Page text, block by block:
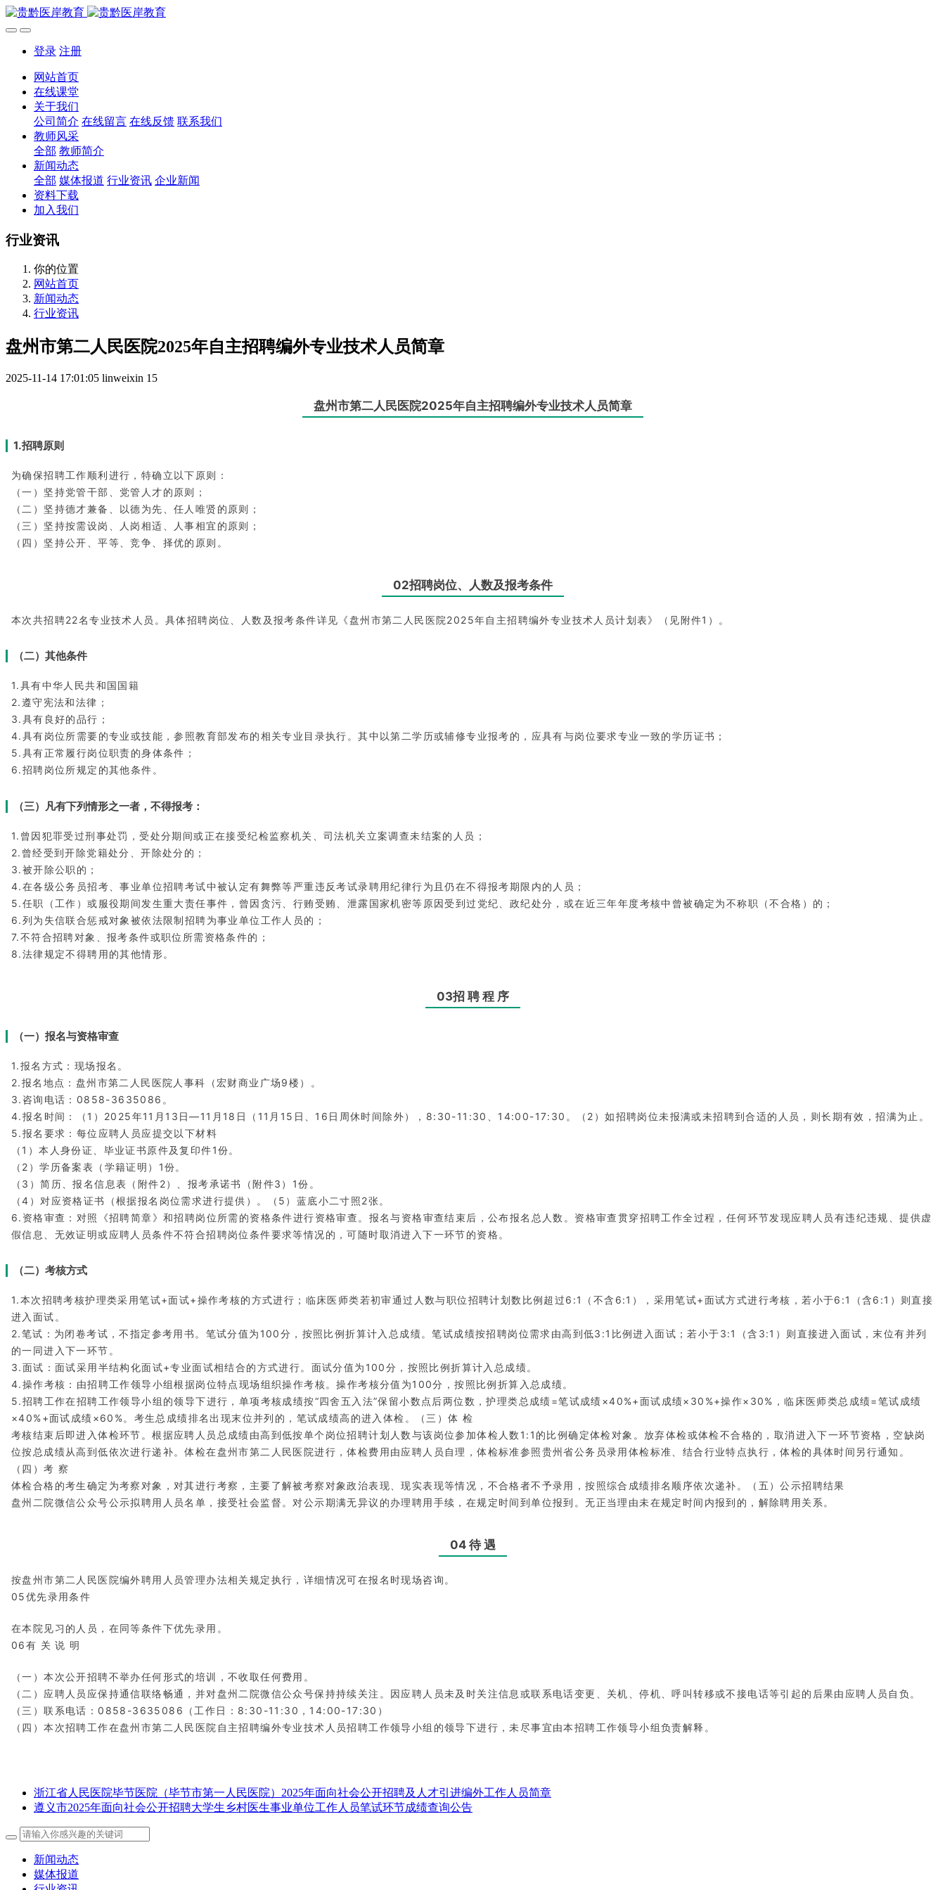
登录 注册
网站首页
在线课堂
关于我们
公司简介 在线留言 在线反馈 联系我们
教师风采
全部 教师简介
新闻动态
全部 媒体报道 行业资讯 企业新闻
资料下载
加入我们
行业资讯
你的位置
网站首页
新闻动态
行业资讯
盘州市第二人民医院2025年自主招聘编外专业技术人员简章
2025-11-14 17:01:05 linweixin 15
盘州市第二人民医院2025年自主招聘编外专业技术人员简章
1.招聘原则
为确保招聘工作顺利进行，特确立以下原则：
（一）坚持党管干部、党管人才的原则；
（二）坚持德才兼备、以德为先、任人唯贤的原则；
（三）坚持按需设岗、人岗相适、人事相宜的原则；
（四）坚持公开、平等、竞争、择优的原则。
02招聘岗位、人数及报考条件
本次共招聘22名专业技术人员。具体招聘岗位、人数及报考条件详见《盘州市第二人民医院2025年自主招聘编外专业技术人员计划表》（见附件1）。
（二）其他条件
1.具有中华人民共和国国籍
2.遵守宪法和法律；
3.具有良好的品行；
4.具有岗位所需要的专业或技能，参照教育部发布的相关专业目录执行。其中以第二学历或辅修专业报考的，应具有与岗位要求专业一致的学历证书；
5.具有正常履行岗位职责的身体条件；
6.招聘岗位所规定的其他条件。
（三）凡有下列情形之一者，不得报考：
1.曾因犯罪受过刑事处罚，受处分期间或正在接受纪检监察机关、司法机关立案调查未结案的人员；
2.曾经受到开除党籍处分、开除处分的；
3.被开除公职的；
4.在各级公务员招考、事业单位招聘考试中被认定有舞弊等严重违反考试录聘用纪律行为且仍在不得报考期限内的人员；
5.任职（工作）或服役期间发生重大责任事件，曾因贪污、行贿受贿、泄露国家机密等原因受到过党纪、政纪处分，或在近三年年度考核中曾被确定为不称职（不合格）的；
6.列为失信联合惩戒对象被依法限制招聘为事业单位工作人员的；
7.不符合招聘对象、报考条件或职位所需资格条件的；
8.法律规定不得聘用的其他情形。
03招 聘 程 序
（一）报名与资格审查
1.报名方式：现场报名。
2.报名地点：盘州市第二人民医院人事科（宏财商业广场9楼）。
3.咨询电话：0858-3635086。
4.报名时间：（1）2025年11月13日—11月18日（11月15日、16日周休时间除外），8:30-11:30、14:00-17:30。（2）如招聘岗位未报满或未招聘到合适的人员，则长期有效，招满为止。
5.报名要求：每位应聘人员应提交以下材料
（1）本人身份证、毕业证书原件及复印件1份。
（2）学历备案表（学籍证明）1份。
（3）简历、报名信息表（附件2）、报考承诺书（附件3）1份。
（4）对应资格证书（根据报名岗位需求进行提供）。（5）蓝底小二寸照2张。
6.资格审查：对照《招聘简章》和招聘岗位所需的资格条件进行资格审查。报名与资格审查结束后，公布报名总人数。资格审查贯穿招聘工作全过程，任何环节发现应聘人员有违纪违规、提供虚
假信息、无效证明或应聘人员条件不符合招聘岗位条件要求等情况的，可随时取消进入下一环节的资格。
（二）考核方式
1.本次招聘考核护理类采用笔试+面试+操作考核的方式进行；临床医师类若初审通过人数与职位招聘计划数比例超过6:1（不含6:1），采用笔试+面试方式进行考核，若小于6:1（含6:1）则直接
进入面试。
2.笔试：为闭卷考试，不指定参考用书。笔试分值为100分，按照比例折算计入总成绩。笔试成绩按招聘岗位需求由高到低3:1比例进入面试；若小于3:1（含3:1）则直接进入面试，末位有并列
的一同进入下一环节。
3.面试：面试采用半结构化面试+专业面试相结合的方式进行。面试分值为100分，按照比例折算计入总成绩。
4.操作考核：由招聘工作领导小组根据岗位特点现场组织操作考核。操作考核分值为100分，按照比例折算入总成绩。
5.招聘工作在招聘工作领导小组的领导下进行，单项考核成绩按“四舍五入法”保留小数点后两位数，护理类总成绩=笔试成绩×40%+面试成绩×30%+操作×30%，临床医师类总成绩=笔试成绩
×40%+面试成绩×60%。考生总成绩排名出现末位并列的，笔试成绩高的进入体检。（三）体 检
考核结束后即进入体检环节。根据应聘人员总成绩由高到低按单个岗位招聘计划人数与该岗位参加体检人数1:1的比例确定体检对象。放弃体检或体检不合格的，取消进入下一环节资格，空缺岗
位按总成绩从高到低依次进行递补。体检在盘州市第二人民医院进行，体检费用由应聘人员自理，体检标准参照贵州省公务员录用体检标准、结合行业特点执行，体检的具体时间另行通知。
（四）考 察
体检合格的考生确定为考察对象，对其进行考察，主要了解被考察对象政治表现、现实表现等情况，不合格者不予录用，按照综合成绩排名顺序依次递补。（五）公示招聘结果
盘州二院微信公众号公示拟聘用人员名单，接受社会监督。对公示期满无异议的办理聘用手续，在规定时间到单位报到。无正当理由未在规定时间内报到的，解除聘用关系。
04 待 遇
按盘州市第二人民医院编外聘用人员管理办法相关规定执行，详细情况可在报名时现场咨询。
05优先录用条件
在本院见习的人员，在同等条件下优先录用。
06有 关 说 明
（一）本次公开招聘不举办任何形式的培训，不收取任何费用。
（二）应聘人员应保持通信联络畅通，并对盘州二院微信公众号保持持续关注。因应聘人员未及时关注信息或联系电话变更、关机、停机、呼叫转移或不接电话等引起的后果由应聘人员自负。
（三）联系电话：0858-3635086（工作日：8:30-11:30，14:00-17:30）
（四）本次招聘工作在盘州市第二人民医院自主招聘编外专业技术人员招聘工作领导小组的领导下进行，未尽事宜由本招聘工作领导小组负责解释。
浙江省人民医院毕节医院（毕节市第一人民医院）2025年面向社会公开招聘及人才引进编外工作人员简章
遵义市2025年面向社会公开招聘大学生乡村医生事业单位工作人员笔试环节成绩查询公告
新闻动态
媒体报道